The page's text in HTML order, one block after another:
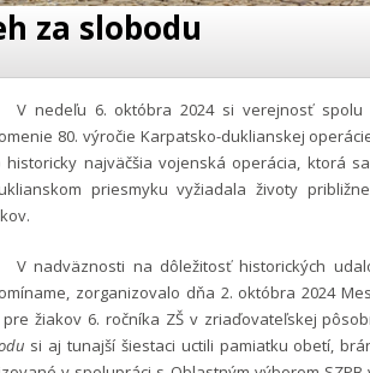
za slobodu
V nedeľu 6. októbra 2024 si verejnosť
80. výročie Karpatsko-duklianskej
historicky najväčšia vojenská operácia, ktorá
priesmyku vyžiadala životy
V nadväznosti na dôležitosť historických
zorganizovalo dňa 2. októbra 2024
žiakov 6. ročníka ZŠ v zriaďovateľskej
si aj tunajší šiestaci uctili pamiatku obetí,